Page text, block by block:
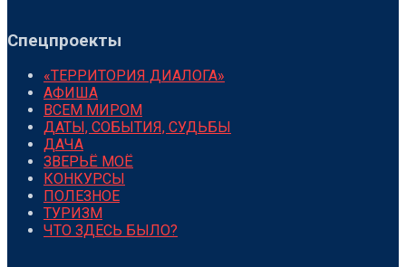
Спецпроекты
«ТЕРРИТОРИЯ ДИАЛОГА»
АФИША
ВСЕМ МИРОМ
ДАТЫ, СОБЫТИЯ, СУДЬБЫ
ДАЧА
ЗВЕРЬЁ МОЁ
КОНКУРСЫ
ПОЛЕЗНОЕ
ТУРИЗМ
ЧТО ЗДЕСЬ БЫЛО?